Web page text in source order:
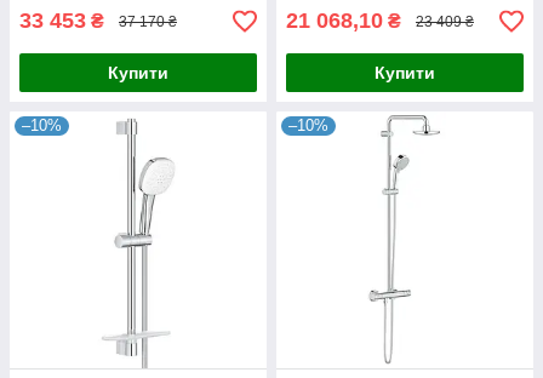
33 453 ₴ 37 170 ₴
Купити
21 068,10 ₴ 23 409 ₴
Купити
–10% –10%